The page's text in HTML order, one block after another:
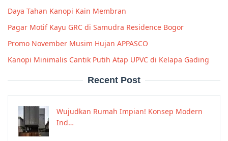
Daya Tahan Kanopi Kain Membran
Pagar Motif Kayu GRC di Samudra Residence Bogor
Promo November Musim Hujan APPASCO
Kanopi Minimalis Cantik Putih Atap UPVC di Kelapa Gading
Recent Post
Wujudkan Rumah Impian! Konsep Modern
Ind…